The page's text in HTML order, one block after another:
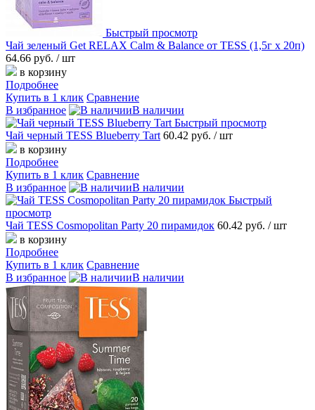
Быстрый просмотр
Чай зеленый Get RELAX Calm & Balance от TESS (1,5г х 20п)
64.66 руб. / шт
в корзину
Подробнее
Купить в 1 клик Сравнение
В избранное
В наличии
Быстрый просмотр
Чай черный TESS Blueberry Tart 60.42 руб. / шт
в корзину
Подробнее
Купить в 1 клик Сравнение
В избранное
В наличии
Быстрый
просмотр
Чай TESS Cosmopolitan Party 20 пирамидок 60.42 руб. / шт
в корзину
Подробнее
Купить в 1 клик Сравнение
В избранное
В наличии